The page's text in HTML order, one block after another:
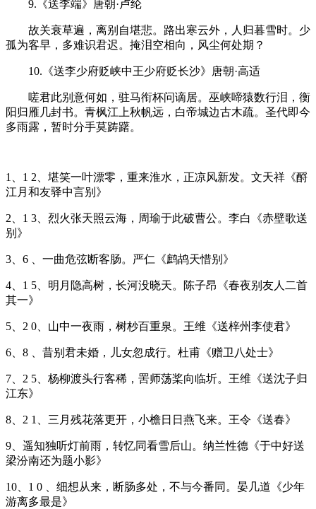
9.《送李端》唐朝·卢纶
故关衰草遍，离别自堪悲。路出寒云外，人归暮雪时。少
孤为客早，多难识君迟。掩泪空相向，风尘何处期？
10.《送李少府贬峡中王少府贬长沙》唐朝·高适
嗟君此别意何如，驻马衔杯问谪居。巫峡啼猿数行泪，衡
阳归雁几封书。青枫江上秋帆远，白帝城边古木疏。圣代即今
多雨露，暂时分手莫踌躇。
1、1 2、堪笑一叶漂零，重来淮水，正凉风新发。文天祥《酹
江月和友驿中言别》
2、1 3、烈火张天照云海，周瑜于此破曹公。李白《赤壁歌送
别》
3、6 、一曲危弦断客肠。严仁《鹧鸪天惜别》
4、1 5、明月隐高树，长河没晓天。陈子昂《春夜别友人二首
其一》
5、2 0、山中一夜雨，树杪百重泉。王维《送梓州李使君》
6、8 、昔别君未婚，儿女忽成行。杜甫《赠卫八处士》
7、2 5、杨柳渡头行客稀，罟师荡桨向临圻。王维《送沈子归
江东》
8、2 1、三月残花落更开，小檐日日燕飞来。王令《送春》
9、遥知独听灯前雨，转忆同看雪后山。纳兰性德《于中好送
梁汾南还为题小影》
10、1 0 、细想从来，断肠多处，不与今番同。晏几道《少年
游离多最是》